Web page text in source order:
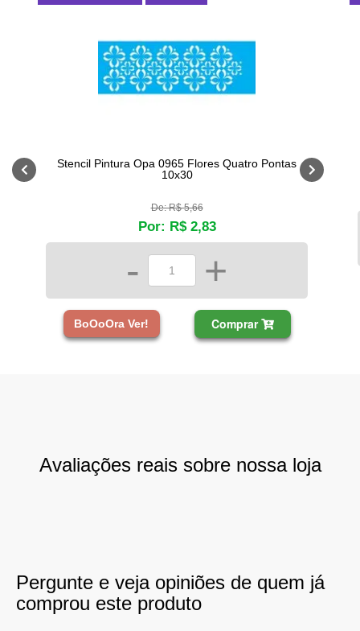
Stencil Pintura Opa 0965 Flores Quatro Pontas
10x30
De: R$ 5,66
Por: R$ 2,83
- +
BoOoOra Ver! Comprar
Avaliações reais sobre nossa loja
Pergunte e veja opiniões de quem já
comprou este produto